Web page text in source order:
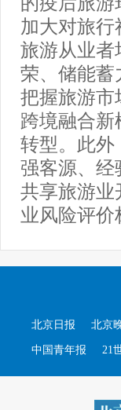
加大对旅行
旅游从业者
荣、储能蓄
把握旅游市
跨境融合新
转型。此外
强客源、经
共享旅游业
业风险评价
北京日报 北京
中国青年报 21